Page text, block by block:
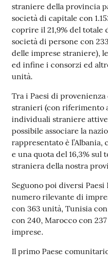
straniere della provincia
società di capitale con
coprire il 21,9% del totale
società di persone con
delle imprese straniere),
ed infine i consorzi ed
unità.
Tra i Paesi di
stranieri (con riferimento
individuali straniere
possibile associare la
rappresentato è
e una quota del 16,3% sul
straniera della nostra
Seguono poi diversi
numero rilevante di
con 363 unità, Tunisia
con 240, Marocco con 237
imprese.
Il primo Paese